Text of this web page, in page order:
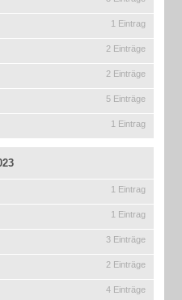
1 Eintrag
2 Einträge
2 Einträge
5 Einträge
1 Eintrag
1 Eintrag
1 Eintrag
3 Einträge
2 Einträge
4 Einträge